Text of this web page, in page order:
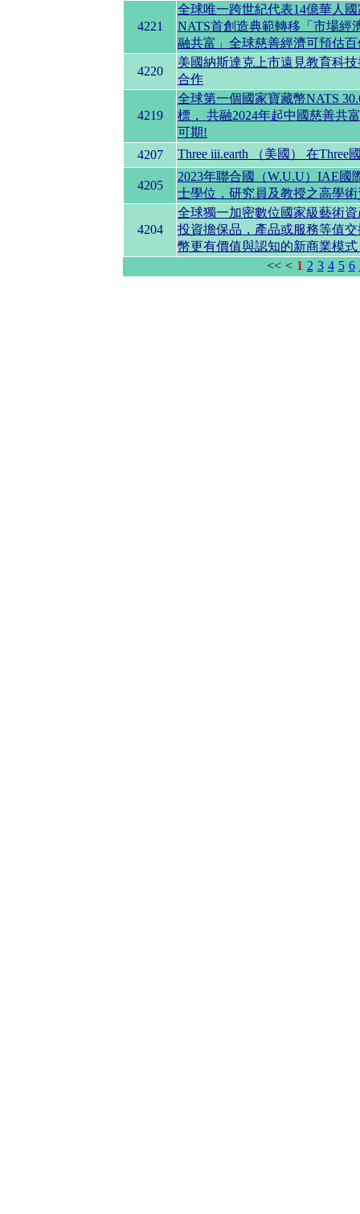
4221
全球唯一跨世紀代表14億華人
NATS首創造典範轉移「市場經
融共富」全球慈善經濟可預估
4220
美國納斯達克上市遠見教育科
合作
4219
全球第一個國家寶藏幣NATS
標， 共融2024年起中國慈善共
可期!
4207
Three iii.earth （美國） 在
4205
2023年聯合國（W.U.U）IAE
士學位，研究員及教授之高學
4204
全球獨一加密數位國家級藝術
投資擔保品，產品或服務等值
幣更有價值與認知的新商業模式
<< < 1 2 3 4 5 6